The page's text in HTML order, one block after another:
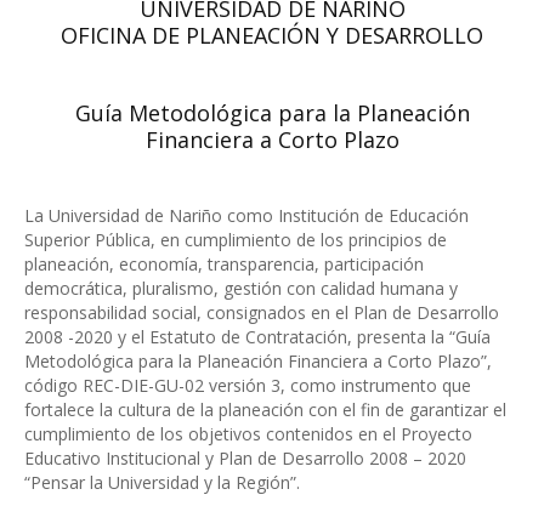
UNIVERSIDAD DE NARIÑO
OFICINA DE PLANEACIÓN Y DESARROLLO
Guía Metodológica para la Planeación
Financiera a Corto Plazo
La Universidad de Nariño como Institución de Educación
Superior Pública, en cumplimiento de los principios de
planeación, economía, transparencia, participación
democrática, pluralismo, gestión con calidad humana y
responsabilidad social, consignados en el Plan de Desarrollo
2008 -2020 y el Estatuto de Contratación, presenta la “Guía
Metodológica para la Planeación Financiera a Corto Plazo”,
código REC-DIE-GU-02 versión 3, como instrumento que
fortalece la cultura de la planeación con el fin de garantizar el
cumplimiento de los objetivos contenidos en el Proyecto
Educativo Institucional y Plan de Desarrollo 2008 – 2020
“Pensar la Universidad y la Región”.